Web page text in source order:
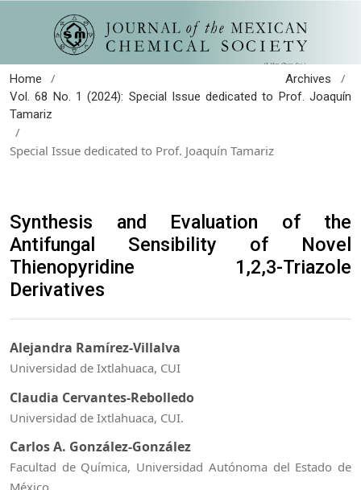
Home / Archives /
Vol. 68 No. 1 (2024): Special Issue dedicated to Prof. Joaquín
Tamariz
/
Special Issue dedicated to Prof. Joaquín Tamariz
Synthesis and Evaluation of the
Antifungal Sensibility of Novel
Thienopyridine 1,2,3-Triazole
Derivatives
Alejandra Ramírez-Villalva
Universidad de Ixtlahuaca, CUI
Claudia Cervantes-Rebolledo
Universidad de Ixtlahuaca, CUI.
Carlos A. González-González
Facultad de Química, Universidad Autónoma del Estado de